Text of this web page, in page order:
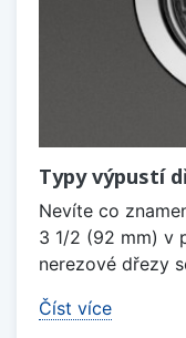
Typy výpustí
Nevíte co
3 1/2 (92 mm) v
nerezové dřezy
Číst více